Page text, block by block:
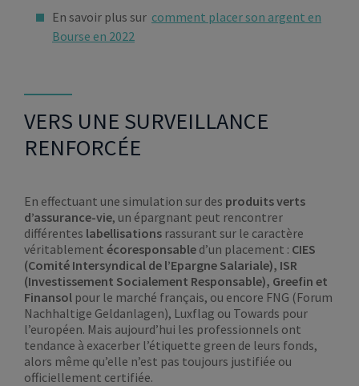
En savoir plus sur comment placer son argent en
Bourse en 2022
VERS UNE SURVEILLANCE
RENFORCÉE
En effectuant une simulation sur des produits verts
d’assurance-vie, un épargnant peut rencontrer
différentes labellisations rassurant sur le caractère
véritablement écoresponsable d’un placement : CIES
(Comité Intersyndical de l’Epargne Salariale), ISR
(Investissement Socialement Responsable), Greefin et
Finansol pour le marché français, ou encore FNG (Forum
Nachhaltige Geldanlagen), Luxflag ou Towards pour
l’européen. Mais aujourd’hui les professionnels ont
tendance à exacerber l’étiquette green de leurs fonds,
alors même qu’elle n’est pas toujours justifiée ou
officiellement certifiée.